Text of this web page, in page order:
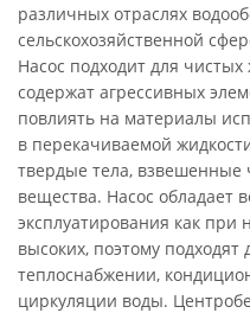
различных отраслях
сельскохозяйственной
Насос подходит для
содержат агрессивных
повлиять на материалы
в перекачиваемой
твердые тела, взвешенные
вещества. Насос обладает
эксплуатирования как при
высоких, поэтому
теплоснабжении,
циркуляции воды.